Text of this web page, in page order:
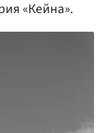
«Кейна».